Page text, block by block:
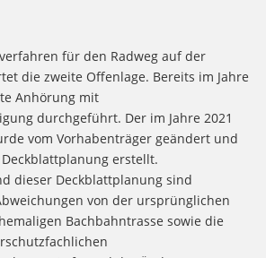
für den Radweg auf der
die zweite Offenlage. Bereits im Jahre
Anhörung mit
durchgeführt. Der im Jahre 2021
vom Vorhabenträger geändert und
erstellt.
dieser Deckblattplanung sind
von der ursprünglichen
Bachbahntrasse sowie die